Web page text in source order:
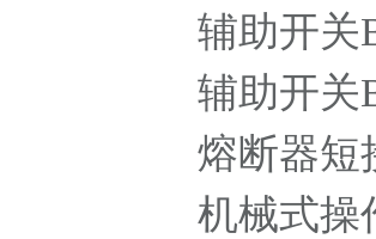
辅助开关
辅助开关
熔断器短
机械式操